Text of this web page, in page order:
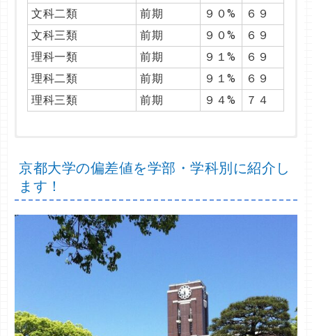
文科二類
前期 ９０%
６９
文科三類
前期 ９０%
６９
理科一類
前期 ９１%
６９
理科二類
前期 ９１%
６９
理科三類
前期 ９４% ７４
京都大学の偏差値を学部・学科別に紹介し
ます！